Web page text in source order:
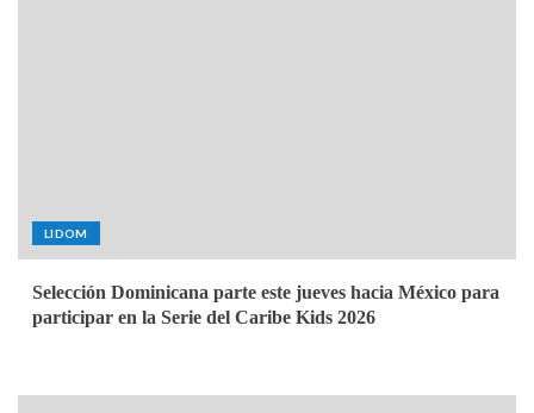
LIDOM
Selección Dominicana parte este jueves hacia México para
participar en la Serie del Caribe Kids 2026